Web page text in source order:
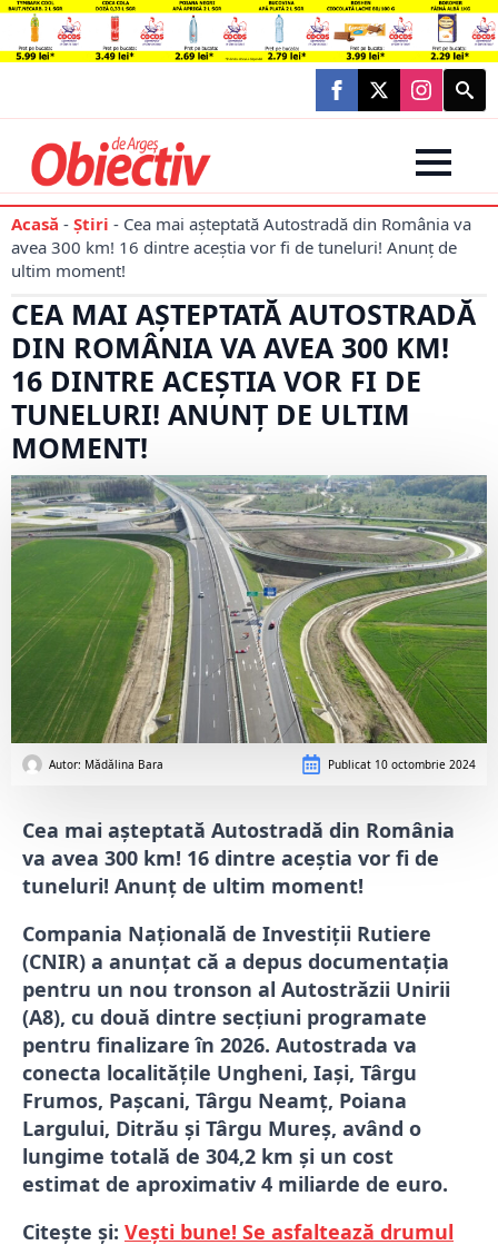
Search
for:
Acasă - Știri - Cea mai așteptată Autostradă din România va
avea 300 km! 16 dintre aceștia vor fi de tuneluri! Anunț de
ultim moment!
CEA MAI AȘTEPTATĂ AUTOSTRADĂ
DIN ROMÂNIA VA AVEA 300 KM!
16 DINTRE ACEȘTIA VOR FI DE
TUNELURI! ANUNȚ DE ULTIM
MOMENT!
Autor: Mădălina Bara Publicat 10 octombrie 2024
Cea mai așteptată Autostradă din România
va avea 300 km! 16 dintre aceștia vor fi de
tuneluri! Anunț de ultim moment!
Compania Națională de Investiții Rutiere
(CNIR) a anunțat că a depus documentația
pentru un nou tronson al Autostrăzii Unirii
(A8), cu două dintre secțiuni programate
pentru finalizare în 2026. Autostrada va
conecta localitățile Ungheni, Iași, Târgu
Frumos, Pașcani, Târgu Neamț, Poiana
Largului, Ditrău și Târgu Mureș, având o
lungime totală de 304,2 km și un cost
estimat de aproximativ 4 miliarde de euro.
Citește și: Vești bune! Se asfaltează drumul